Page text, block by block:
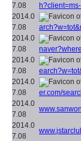
7.08
h?client=ms-
2014.0
7.08
2014.0
7.08
2014.0
7.08
2014.0
7.08
er.com/
2014.0
7.08
2014.0
7.08